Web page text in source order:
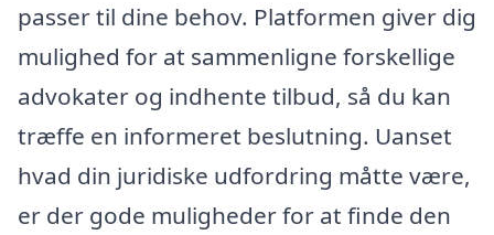
passer til dine behov. Platformen giver dig
mulighed for at sammenligne forskellige
advokater og indhente tilbud, så du kan
træffe en informeret beslutning. Uanset
hvad din juridiske udfordring måtte være,
er der gode muligheder for at finde den